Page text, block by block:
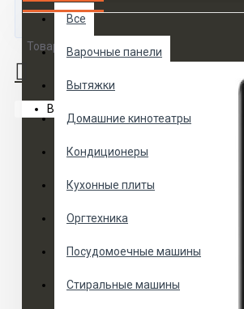
Все
Варочные панели
Вытяжки
Домашние кинотеатры
Кондиционеры
Кухонные плиты
Оргтехника
Посудомоечные машины
Стиральные машины
Товаров 0 (0 руб.)
Ваша корзина пуста!